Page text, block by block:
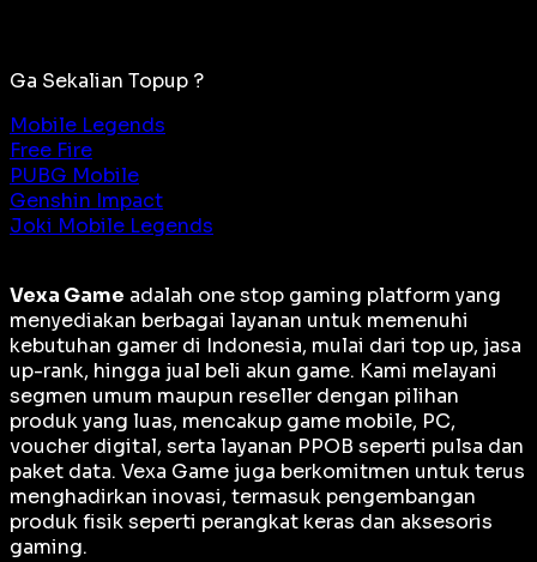
Ga Sekalian Topup ?
Mobile Legends
Free Fire
PUBG Mobile
Genshin Impact
Joki Mobile Legends
Vexa Game adalah one stop gaming platform yang
menyediakan berbagai layanan untuk memenuhi
kebutuhan gamer di Indonesia, mulai dari top up, jasa
up-rank, hingga jual beli akun game. Kami melayani
segmen umum maupun reseller dengan pilihan
produk yang luas, mencakup game mobile, PC,
voucher digital, serta layanan PPOB seperti pulsa dan
paket data. Vexa Game juga berkomitmen untuk terus
menghadirkan inovasi, termasuk pengembangan
produk fisik seperti perangkat keras dan aksesoris
gaming.